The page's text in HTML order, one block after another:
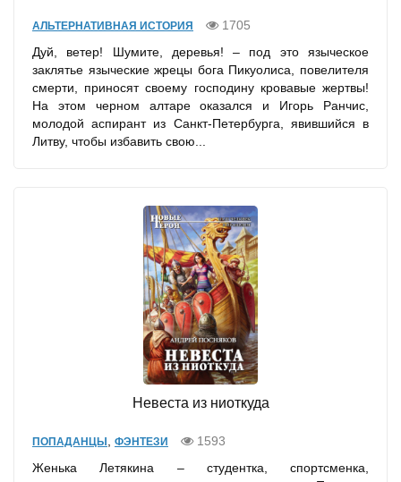
АЛЬТЕРНАТИВНАЯ ИСТОРИЯ
1705
Дуй, ветер! Шумите, деревья! – под это языческое
заклятье языческие жрецы бога Пикуолиса, повелителя
смерти, приносят своему господину кровавые жертвы!
На этом черном алтаре оказался и Игорь Ранчис,
молодой аспирант из Санкт-Петербурга, явившийся в
Литву, чтобы избавить свою...
Невеста из ниоткуда
ПОПАДАНЦЫ ФЭНТЕЗИ
1593
Женька Летякина – студентка, спортсменка,